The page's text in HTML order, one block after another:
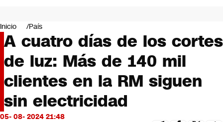
Negocios
Deportes
Programas completos
Cultura
Servicios
Bits
CNN tiempo
Futuro 360
Inicio País
A cuatro días de los cortes
de luz: Más de 140 mil
clientes en la RM siguen
sin electricidad
05- 08- 2024 21:48